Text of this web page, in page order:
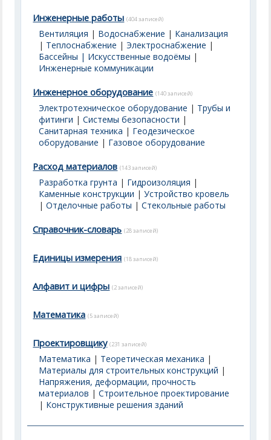
Инженерные работы (404 записей)
Вентиляция | Водоснабжение | Канализация
| Теплоснабжение |Электроснабжение |
Бассейны | Искусственные водоёмы |
Инженерные коммуникации
Инженерное оборудование (140 записей)
Электротехническое оборудование | Трубы и
фитинги |Системы безопасности |
Санитарная техника | Геодезическое
оборудование | Газовое оборудование
Расход материалов (143 записей)
Разработка грунта | Гидроизоляция |
Каменные конструкции |Устройство кровель
|Отделочные работы |Стекольные работы
Справочник-словарь (28 записей)
Единицы измерения (18 записей)
Алфавит и цифры (2 записей)
Математика (5 записей)
Проектировщику (231 записей)
Математика | Теоретическая механика |
Материалы для строительных конструкций |
Напряжения, деформации, прочность
материалов |Строительное проектирование
| Конструктивные решения зданий